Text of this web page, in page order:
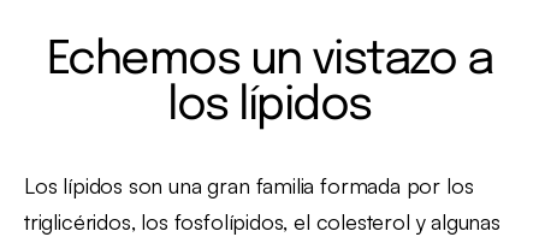
Echemos un vistazo a
los lípidos
Los lípidos son una gran familia formada por los
triglicéridos, los fosfolípidos, el colesterol y algunas